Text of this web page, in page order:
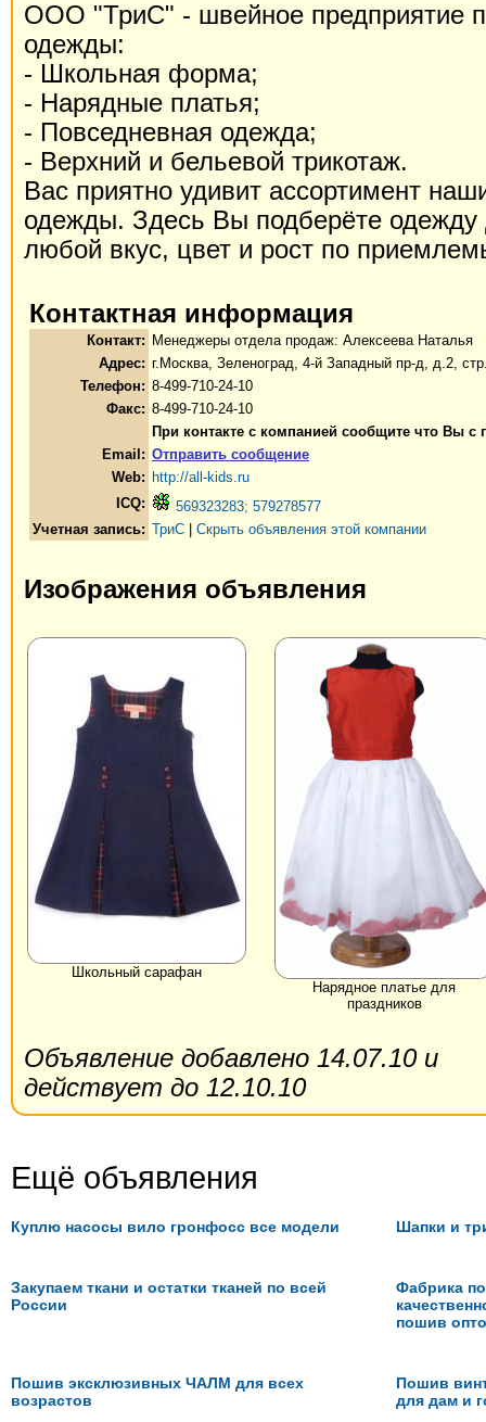
ООО "ТриС" - швейное предприятие
одежды:
- Школьная форма;
- Нарядные платья;
- Повседневная одежда;
- Верхний и бельевой трикотаж.
Вас приятно удивит ассортимент
одежды. Здесь Вы подберёте одежду
любой вкус, цвет и рост по
Контактная информация
Контакт: Менеджеры отдела продаж: Алексеева Наталья
Адрес: г.Москва, Зеленоград, 4-й Западный пр-д, д.2,
Телефон: 8-499-710-24-10
Факс: 8-499-710-24-10
При контакте с компанией сообщите что Вы с
Email: Отправить сообщение
Web: http://all-kids.ru
ICQ:
569323283; 579278577
Учетная запись: ТриС Скрыть объявления этой компании
Изображения объявления
Школьный сарафан
Нарядное платье для
праздников
Объявление добавлено 14.07.10 и
действует до 12.10.10
Ещё объявления
Куплю насосы вило гронфосс все модели Шапки и
Закупаем ткани и остатки тканей по всей
России
Фабрика
пошив
Пошив эксклюзивных ЧАЛМ для всех
возрастов
Пошив
для дам и